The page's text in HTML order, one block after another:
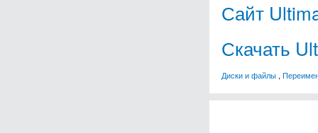
Сайт
Скачать
Диски и файлы ,